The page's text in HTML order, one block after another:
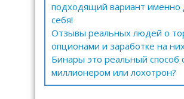
подходящий вариант именно
себя!
Отзывы реальных людей о
опционами и заработке на
Бинары это реальный способ
миллионером или лохотрон?